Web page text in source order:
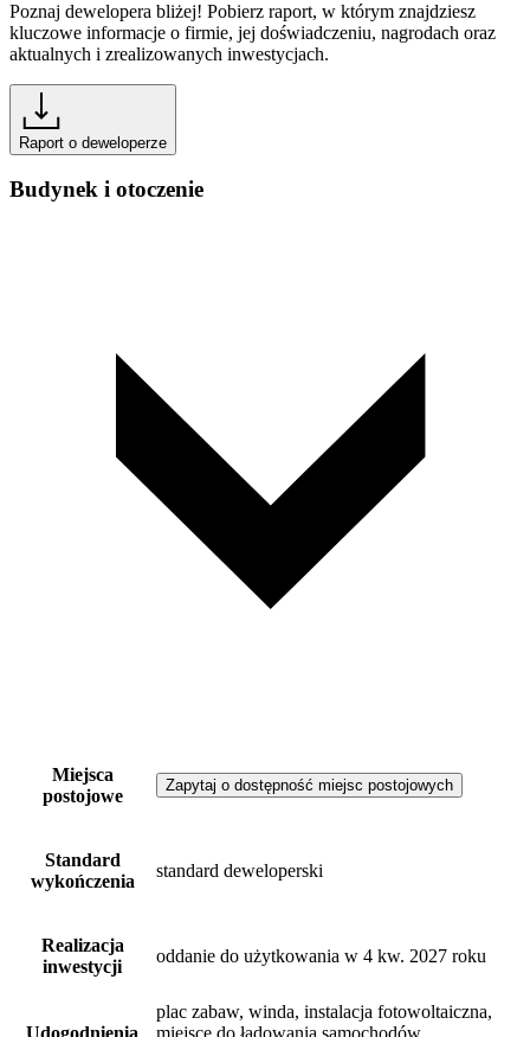
Poznaj dewelopera bliżej! Pobierz raport, w którym znajdziesz
kluczowe informacje o firmie, jej doświadczeniu, nagrodach oraz
aktualnych i zrealizowanych inwestycjach.
Raport o deweloperze
Budynek i otoczenie
Miejsca
postojowe
Zapytaj o dostępność miejsc postojowych
Standard
wykończenia
standard deweloperski
Realizacja
inwestycji
oddanie do użytkowania w 4 kw. 2027 roku
Udogodnienia
plac zabaw, winda, instalacja fotowoltaiczna,
miejsce do ładowania samochodów